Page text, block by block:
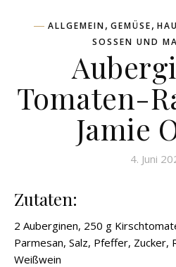
ALLGEMEIN, GEMÜSE,
SOSSEN UND
Tomaten-
Jamie
4. Juni
Zutaten:
2 Auberginen, 250 g
Parmesan, Salz, Pfeffer, Zucker,
Weißwein